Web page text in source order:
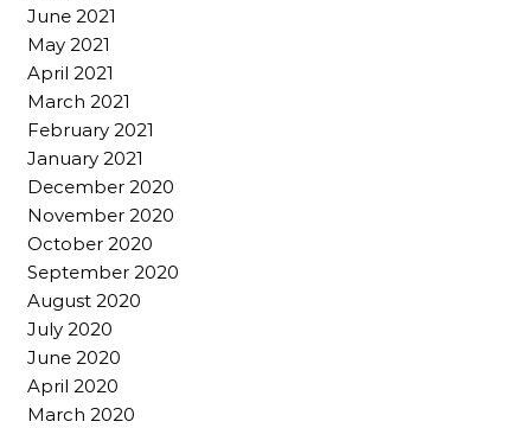
June 2021
May 2021
April 2021
March 2021
February 2021
January 2021
December 2020
November 2020
October 2020
September 2020
August 2020
July 2020
June 2020
April 2020
March 2020